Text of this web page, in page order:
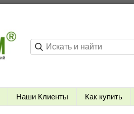
Наши Клиенты Как купить